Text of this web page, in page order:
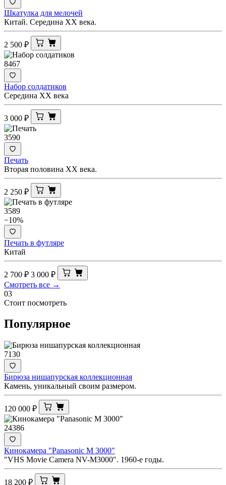
Шкатулка для мелочей
Китай. Середина XX века.
2 500 ₽
8467
Набор солдатиков
Середина XX века
3 000 ₽
3590
Печать
Вторая половина ХХ века.
2 250 ₽
3589
−10%
Печать в футляре
Китай
2 700 ₽ 3 000 ₽
Смотреть все →
03
Стоит посмотреть
Популярное
7130
Бирюза нишапурская коллекционная
Камень, уникальный своим размером.
120 000 ₽
24386
Кинокамера "Panasonic M 3000"
"VHS Movie Camera NV-M3000". 1960-е годы.
18 200 ₽